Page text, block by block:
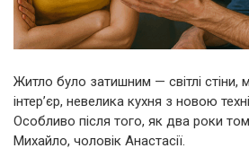
Житло було затишним — світлі стіни,
інтер’єр, невелика кухня з новою
Особливо після того, як два роки
Михайло, чоловік Анастасії.